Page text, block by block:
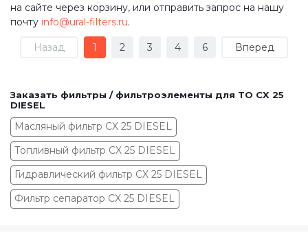
на сайте через корзину, или отправить запрос на нашу
почту info@ural-filters.ru.
Назад 1 2 3 4 6 Вперед
Заказать фильтры / фильтроэлементы для ТО CX 25
DIESEL
Масляный фильтр CX 25 DIESEL
Топливный фильтр CX 25 DIESEL
Гидравлический фильтр CX 25 DIESEL
Фильтр сепаратор CX 25 DIESEL